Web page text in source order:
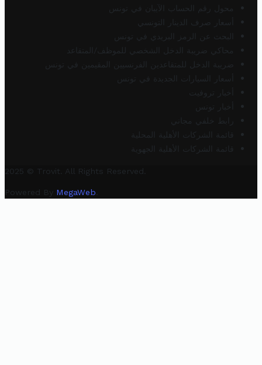
محول رقم الحساب الآيبان في تونس
أسعار صرف الدينار التونسي
البحث عن الرمز البريدي في تونس
محاكي ضريبة الدخل الشخصي للموظف/المتقاعد
ضريبة الدخل للمتقاعدين الفرنسيين المقيمين في تونس
أسعار السيارات الجديدة في تونس
أخبار تروفيت
أخبار تونس
رابط خلفي مجاني
قائمة الشركات الأهلية المحلية
قائمة الشركات الأهلية الجهوية
2025 © Trovit. All Rights Reserved.
Powered By MegaWeb